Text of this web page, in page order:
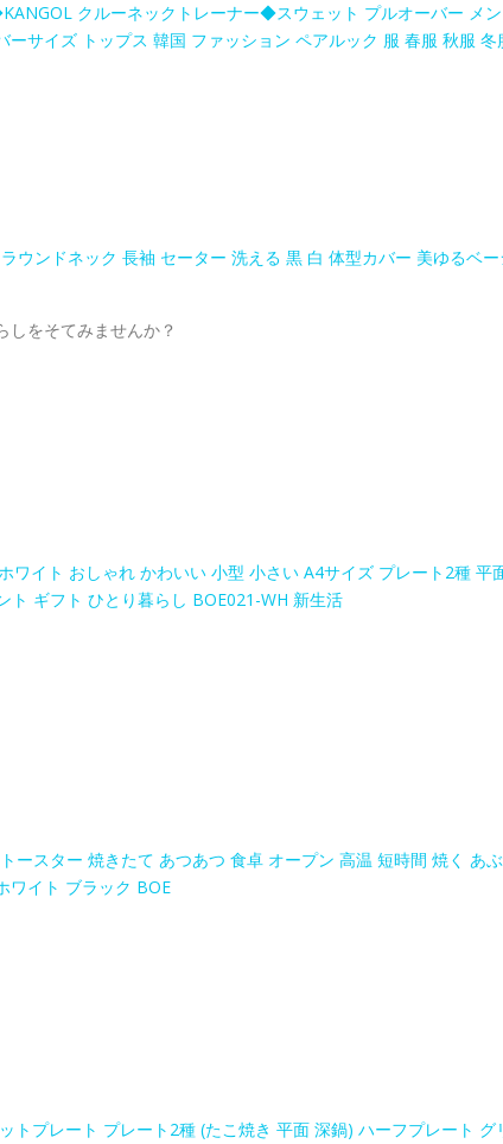
クルーネックトレーナー◆スウェット プルオーバー メン
サイズ トップス 韓国 ファッション ペアルック 服 春服 秋服 冬
ウンドネック 長袖 セーター 洗える 黒 白 体型カバー 美ゆるベ
しをそてみませんか？
ワイト おしゃれ かわいい 小型 小さい A4サイズ プレート2種 平
ギフト ひとり暮らし BOE021-WH 新生活
ースター 焼きたて あつあつ 食卓 オープン 高温 短時間 焼く あぶ
ワイト ブラック BOE
トプレート プレート2種 (たこ焼き 平面 深鍋) ハーフプレート グ